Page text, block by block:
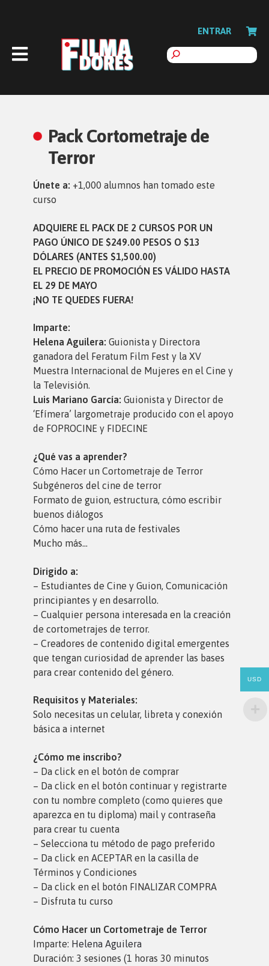
ENTRAR
Pack Cortometraje de
Terror
Únete a: +1,000 alumnos han tomado este
curso
ADQUIERE EL PACK DE 2 CURSOS POR UN
PAGO ÚNICO DE $249.00 PESOS O $13
DÓLARES (ANTES $1,500.00)
EL PRECIO DE PROMOCIÓN ES VÁLIDO HASTA
EL 29 DE MAYO
¡NO TE QUEDES FUERA!
Imparte:
Helena Aguilera: Guionista y Directora
ganadora del Feratum Film Fest y la XV
Muestra Internacional de Mujeres en el Cine y
la Televisión.
Luis Mariano García: Guionista y Director de
‘Efímera’ largometraje producido con el apoyo
de FOPROCINE y FIDECINE
¿Qué vas a aprender?
Cómo Hacer un Cortometraje de Terror
Subgéneros del cine de terror
Formato de guion, estructura, cómo escribir
buenos diálogos
Cómo hacer una ruta de festivales
Mucho más…
Dirigido a:
– Estudiantes de Cine y Guion, Comunicación
principiantes y en desarrollo.
– Cualquier persona interesada en la creación
de cortometrajes de terror.
– Creadores de contenido digital emergentes
que tengan curiosidad de aprender las bases
para crear contenido del género.
Requisitos y Materiales:
Solo necesitas un celular, libreta y conexión
básica a internet
¿Cómo me inscribo?
– Da click en el botón de comprar
– Da click en el botón continuar y registrarte
con tu nombre completo (como quieres que
aparezca en tu diploma) mail y contraseña
para crear tu cuenta
– Selecciona tu método de pago preferido
– Da click en ACEPTAR en la casilla de
Términos y Condiciones
– Da click en el botón FINALIZAR COMPRA
– Disfruta tu curso
Cómo Hacer un Cortometraje de Terror
Imparte: Helena Aguilera
Duración: 3 sesiones (1 horas 30 minutos
USD